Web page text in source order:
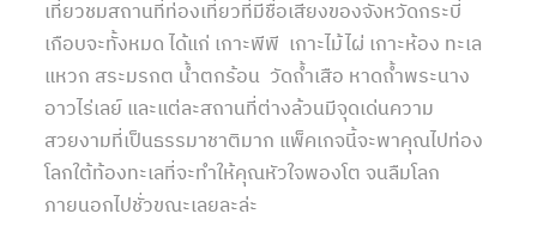
เที่ยวชมสถานที่ท่องเที่ยวที่มีชื่อเสียงของจังหวัดกระบี่
เกือบจะทั้งหมด ได้แก่ เกาะพีพี เกาะไม้ไผ่ เกาะห้อง ทะเล
แหวก สระมรกต น้ำตกร้อน วัดถ้ำเสือ หาดถ้ำพระนาง
อาวไร่เลย์ และแต่ละสถานที่ต่างล้วนมีจุดเด่นความ
สวยงามที่เป็นธรรมาชาติมาก แพ็คเกจนี้จะพาคุณไปท่อง
โลกใต้ท้องทะเลที่จะทำให้คุณหัวใจพองโต จนลืมโลก
ภายนอกไปชั่วขณะเลยละล่ะ